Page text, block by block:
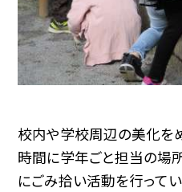
校内や学校周辺の美化を
時間に学年ごと担当の場
にごみ拾い活動を行ってい